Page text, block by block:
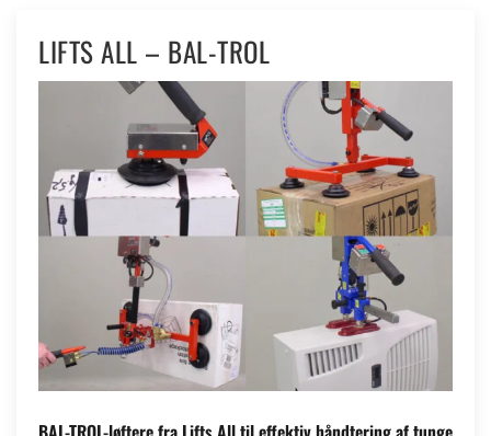
LIFTS ALL – BAL-TROL